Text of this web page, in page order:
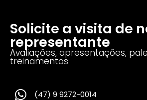
Solicite a visita de
representante
Avaliações, apresentações,
treinamentos
(47) 9 9272-0014